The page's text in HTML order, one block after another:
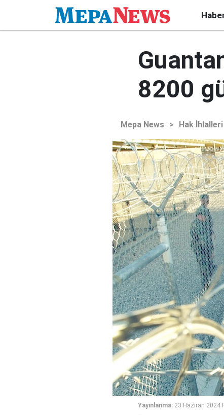
8200
Mepa News > Hak İhlalleri
Yayınlanma: 23 Haziran 2024